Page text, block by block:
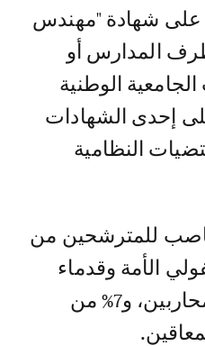
على شهادة "مهندس
المدارس أو
الوطنية
إحدى الشهادات
النظامية
من المناصب للمترشحين من
الأمة وقدماء
العسكريين وقدماء المحاربين، و7% من